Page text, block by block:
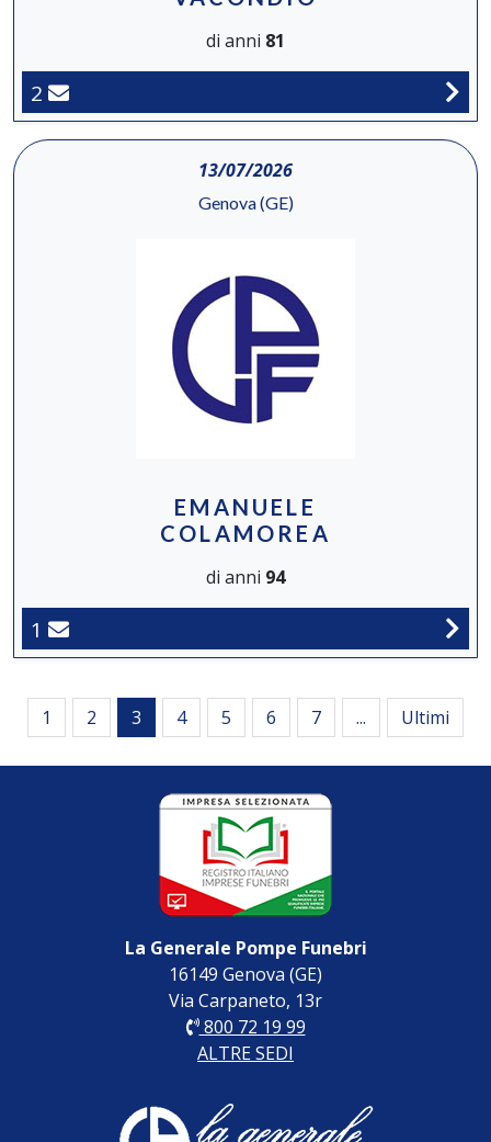
di anni 81
2
13/07/2026
Genova (GE)
EMANUELE
COLAMOREA
di anni 94
1
1 2 3 4 5 6 7 ... Ultimi
La Generale Pompe Funebri
16149 Genova (GE)
Via Carpaneto, 13r
800 72 19 99
ALTRE SEDI